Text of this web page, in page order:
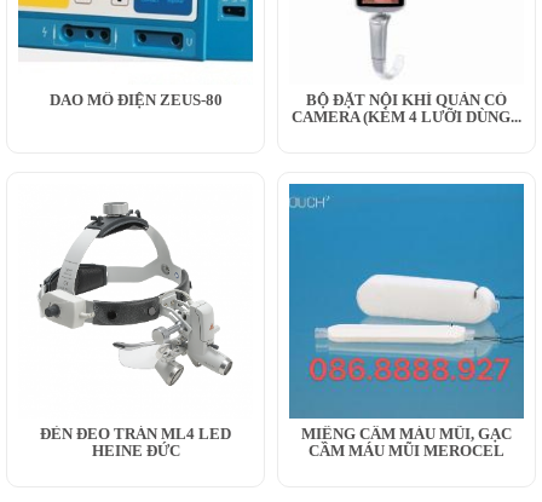
DAO MỔ ĐIỆN ZEUS-80
BỘ ĐẶT NỘI KHÍ QUẢN CÓ
CAMERA (KÈM 4 LƯỠI DÙNG...
ĐÈN ĐEO TRÁN ML4 LED
HEINE ĐỨC
MIẾNG CẦM MÁU MŨI, GẠC
CẦM MÁU MŨI MEROCEL